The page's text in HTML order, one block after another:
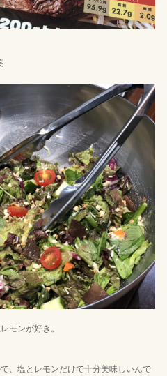
モンが好き。
、塩とレモンだけで十分美味しいんで